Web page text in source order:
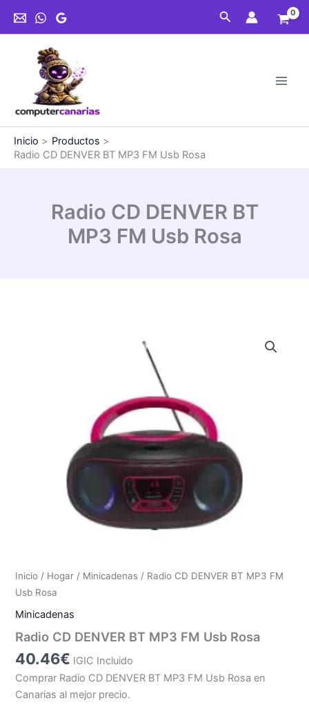
Buscar
Inicio
Productos
Radio CD DENVER BT MP3 FM Usb Rosa
Radio CD DENVER BT
MP3 FM Usb Rosa
Inicio / Hogar / Minicadenas / Radio CD DENVER BT MP3 FM
Usb Rosa
Minicadenas
Radio CD DENVER BT MP3 FM Usb Rosa
40.46€ IGIC Incluido
Comprar Radio CD DENVER BT MP3 FM Usb Rosa en
Canarias al mejor precio.
BT
MP3
cantidad